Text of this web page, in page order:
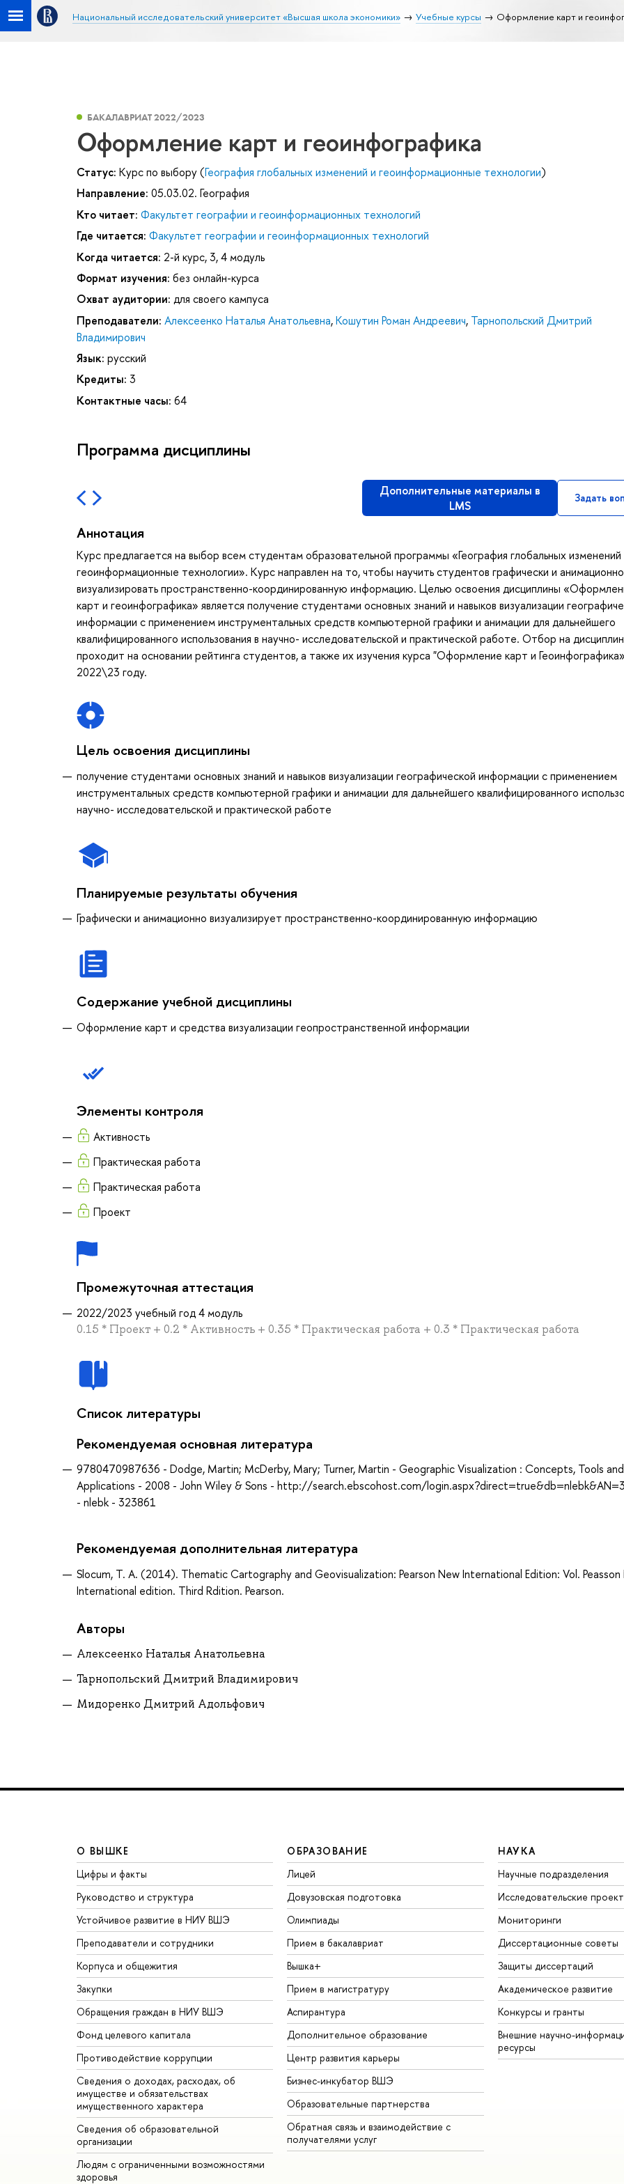
Национальный исследовательский университет «Высшая школа экономики» Учебные курсы Оформление карт и
БАКАЛАВРИАТ 2022/2023
Оформление карт и геоинфографика
Статус: Курс по выбору (География глобальных изменений и геоинформационные технологии)
Направление: 05.03.02. География
Кто читает: Факультет географии и геоинформационных технологий
Где читается: Факультет географии и геоинформационных технологий
Когда читается: 2-й курс, 3, 4 модуль
Формат изучения: без онлайн-курса
Охват аудитории: для своего кампуса
Преподаватели: Алексеенко Наталья Анатольевна,Кошутин Роман Андреевич, Тарнопольский Дмитрий
Владимирович
Язык: русский
Кредиты: 3
Контактные часы: 64
Программа дисциплины
Дополнительные материалы в
LMS
Задать
Аннотация
Курс предлагается на выбор всем студентам образовательной программы «География глобальных изменений
геоинформационные технологии». Курс направлен на то, чтобы научить студентов графически и анимационно
визуализировать пространственно-координированную информацию. Целью освоения дисциплины
карт и геоинфографика» является получение студентами основных знаний и навыков визуализации
информации с применением инструментальных средств компьютерной графики и анимации для дальнейшего
квалифицированного использования в научно- исследовательской и практической работе. Отбор на
проходит на основании рейтинга студентов, а также их изучения курса "Оформление карт и
2022\23 году.
Цель освоения дисциплины
получение студентами основных знаний и навыков визуализации географической информации с применением
инструментальных средств компьютерной графики и анимации для дальнейшего квалифицированного
научно- исследовательской и практической работе
Планируемые результаты обучения
Графически и анимационно визуализирует пространственно-координированную информацию
Содержание учебной дисциплины
Оформление карт и средства визуализации геопространственной информации
Элементы контроля
Активность
Практическая работа
Практическая работа
Проект
Промежуточная аттестация
2022/2023 учебный год 4 модуль
0.15 * Проект + 0.2 * Активность + 0.35 * Практическая работа + 0.3 * Практическая работа
Список литературы
Рекомендуемая основная литература
9780470987636 - Dodge, Martin; McDerby, Mary; Turner, Martin - Geographic Visualization : Concepts, Tools and
Applications - 2008 - John Wiley & Sons - http://search.ebscohost.com/
- nlebk - 323861
Рекомендуемая дополнительная литература
Slocum, T. A. (2014). Thematic Cartography and Geovisualization: Pearson New International Edition: Vol. Peasson
International edition. Third Rdition. Pearson.
Авторы
Алексеенко Наталья Анатольевна
Тарнопольский Дмитрий Владимирович
Мидоренко Дмитрий Адольфович
О ВЫШКЕ
Цифры и факты
Руководство и структура
Устойчивое развитие в НИУ ВШЭ
Преподаватели и сотрудники
Корпуса и общежития
Закупки
Обращения граждан в НИУ ВШЭ
Фонд целевого капитала
Противодействие коррупции
Сведения о доходах, расходах, об
имуществе и обязательствах
имущественного характера
Сведения об образовательной
организации
Людям с ограниченными возможностями
здоровья
ОБРАЗОВАНИЕ
Лицей
Довузовская подготовка
Олимпиады
Прием в бакалавриат
Вышка+
Прием в магистратуру
Аспирантура
Дополнительное образование
Центр развития карьеры
Бизнес-инкубатор ВШЭ
Образовательные партнерства
Обратная связь и взаимодействие с
получателями услуг
НАУКА
Научные подразделения
Исследовательские
Мониторинги
Диссертационные советы
Защиты диссертаций
Академическое развитие
Конкурсы и гранты
Внешние научно-
ресурсы